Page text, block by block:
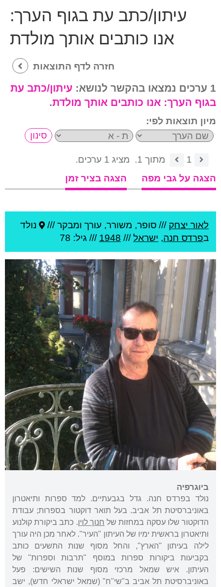
עיתון/כתב עת בגוף הערך:
אנו כותבים אותך מולדת
חזרה לדף התוצאות
1 ערכים נמצאו בהקשר לנושא:
עיתון/כתב עת
בגוף הערך: אנו כותבים אותך מולדת.
מיון תוצאות לפי:
1 מתוך 1.
מציג 1 ערכים.
הצגה על גבי מפה
הצגה בציר זמן
לאור יצחק /// סופר, משורר, עורך ומבקר ///
נולד
בפרדס חנה, ישראל///
1948 /// גיל: 78
ביוגרפיה
נולד בפרדס חנה. גדל בגבעתיים. למד ספרות ותיאטרון
באוניברסיטת תל אביב. בעל תואר דוקטור בספרות; עבודת
הדוקטור שלו עסקה במחזות של חנוך לוין. כתב ביקורת קולנוע
ותיאטרון בראשית ימיו של העיתון "העיר". לאחר מכן היה עורך
לילה בעיתון "הארץ", והחל מסוף שנות התשעים כותב
בקביעות ביקורות ספרות במוסף "תרבות וספרות" של
העיתון. איש שמאל מרכזי מסוף שנות השישים: פעל
באוניברסיטת תל אביב ב"שי"ח" (שמאל ישראלי חדש), ישב